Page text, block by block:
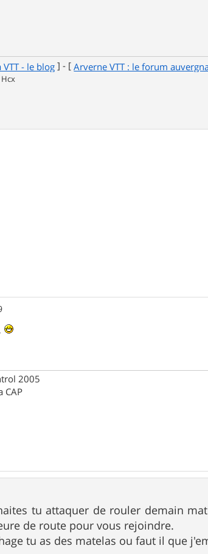
VTT - le blog ] - [ Arverne VTT : le forum
2005
CAP
tu attaquer de rouler demain
de route pour vous rejoindre.
tu as des matelas ou faut il que